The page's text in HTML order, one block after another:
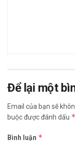
Để lại một
Email của bạn sẽ
buộc được đánh dấu *
Bình luận *